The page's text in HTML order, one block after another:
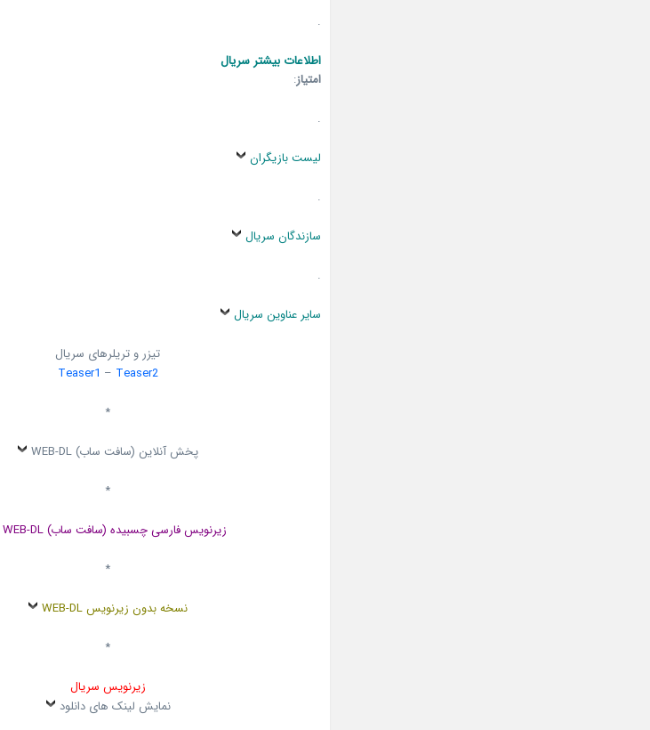
.
اطلاعات بیشتر سریال
امتیاز:
.
لیست بازیگران
.
سازندگان سریال
.
سایر عناوین سریال
تیزر و تریلرهای سریال
Teaser1 – Teaser2
*
پخش آنلاین (سافت ساب) WEB-DL
*
زیرنویس فارسی چسبیده (سافت ساب) WEB-DL
*
نسخه بدون زیرنویس WEB-DL
*
زیرنویس سریال
نمایش لینک های دانلود